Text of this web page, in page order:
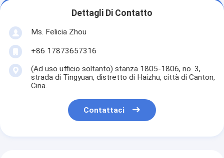
Dettagli Di Contatto
Ms. Felicia Zhou
+86 17873657316
(Ad uso ufficio soltanto) stanza 1805-1806, no. 3,
strada di Tingyuan, distretto di Haizhu, città di Canton,
Cina.
Contattaci